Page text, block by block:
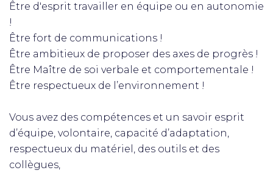
Être d'esprit travailler en équipe ou en autonomie
!
Être fort de communications !
Être ambitieux de proposer des axes de progrès !
Être Maître de soi verbale et comportementale !
Être respectueux de l’environnement !
Vous avez des compétences et un savoir esprit
d’équipe, volontaire, capacité d’adaptation,
respectueux du matériel, des outils et des
collègues,